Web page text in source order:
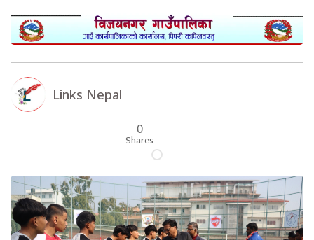
Links Nepal
0
Shares